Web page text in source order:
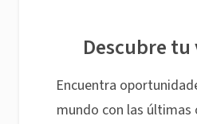
Descubre
Encuentra
mundo con las